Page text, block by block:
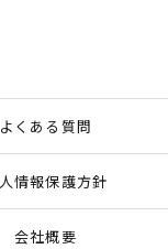
よくある質問
情報保護方針
会社概要